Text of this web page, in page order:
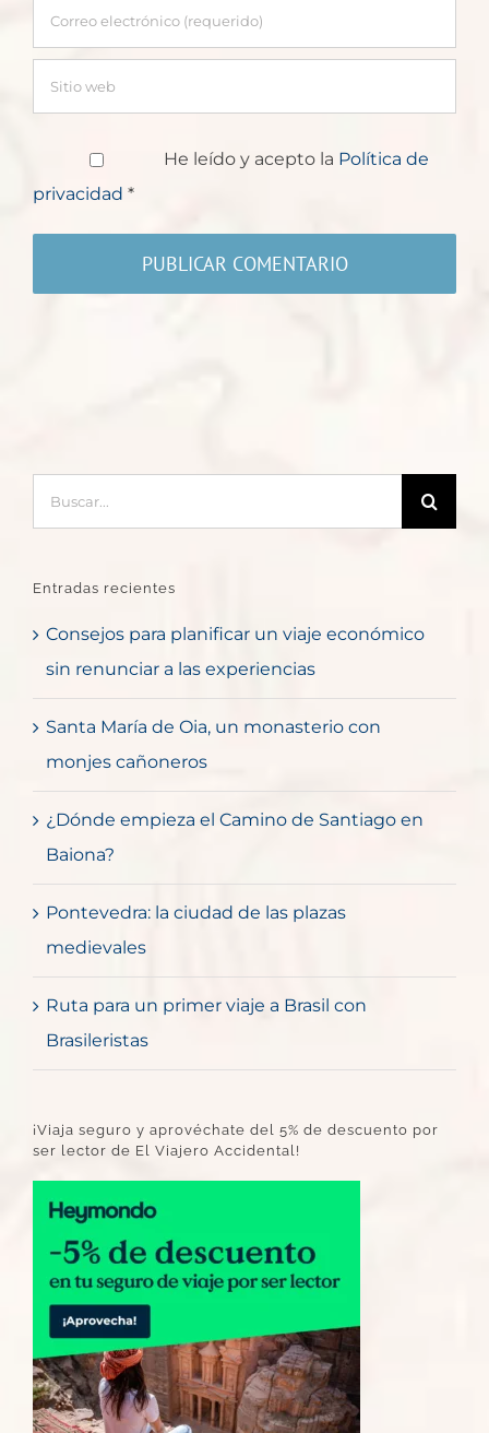
He leído y acepto la Política de
privacidad *
Entradas recientes
Consejos para planificar un viaje económico
sin renunciar a las experiencias
Santa María de Oia, un monasterio con
monjes cañoneros
¿Dónde empieza el Camino de Santiago en
Baiona?
Pontevedra: la ciudad de las plazas
medievales
Ruta para un primer viaje a Brasil con
Brasileristas
¡Viaja seguro y aprovéchate del 5% de descuento por
ser lector de El Viajero Accidental!